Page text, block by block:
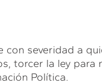
severidad a
torcer la ley para
Política.